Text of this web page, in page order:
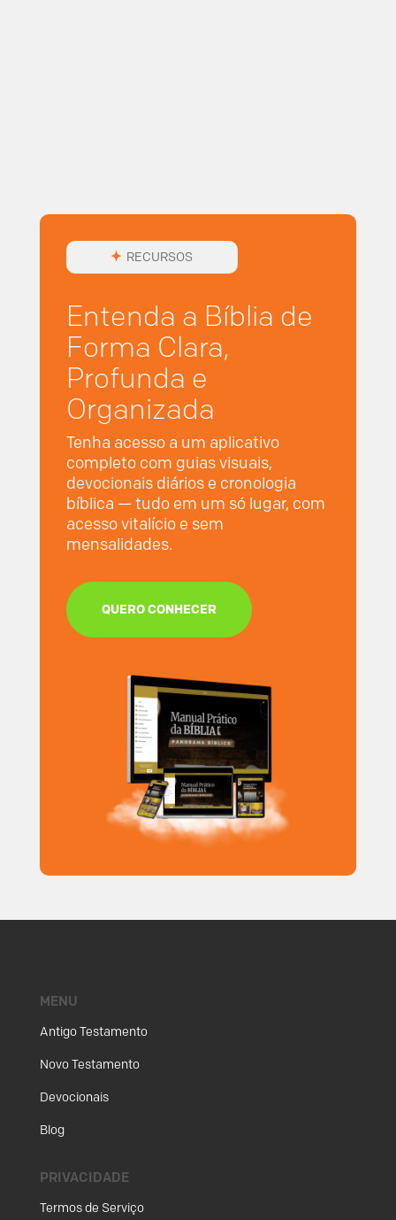
RECURSOS
Entenda a Bíblia de
Forma Clara,
Profunda e
Organizada
Tenha acesso a um aplicativo
completo com guias visuais,
devocionais diários e cronologia
bíblica — tudo em um só lugar, com
acesso vitalício e sem
mensalidades.
QUERO CONHECER
MENU
Antigo Testamento
Novo Testamento
Devocionais
Blog
PRIVACIDADE
Termos de Serviço